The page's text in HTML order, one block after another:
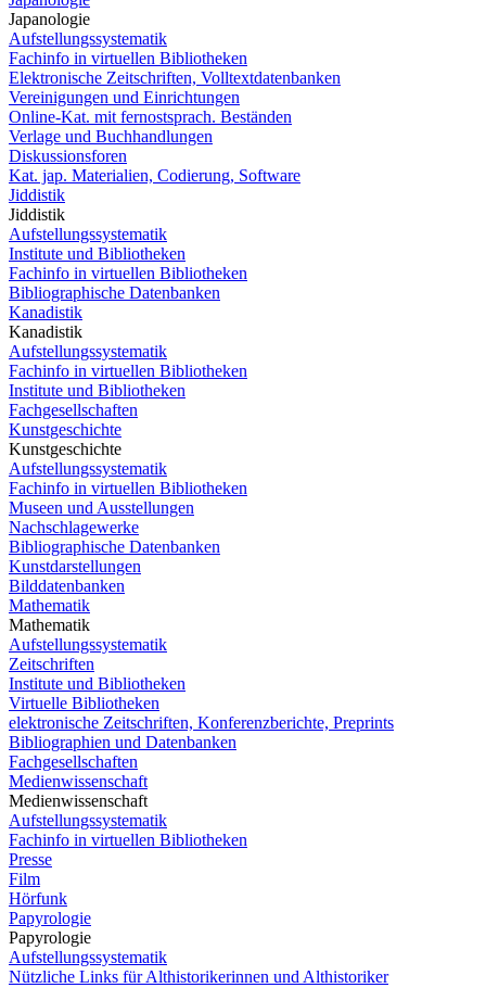
Japanologie
Aufstellungssystematik
Fachinfo in virtuellen Bibliotheken
Elektronische Zeitschriften, Volltextdatenbanken
Vereinigungen und Einrichtungen
Online-Kat. mit fernostsprach. Beständen
Verlage und Buchhandlungen
Diskussionsforen
Kat. jap. Materialien, Codierung, Software
Jiddistik
Jiddistik
Aufstellungssystematik
Institute und Bibliotheken
Fachinfo in virtuellen Bibliotheken
Bibliographische Datenbanken
Kanadistik
Kanadistik
Aufstellungssystematik
Fachinfo in virtuellen Bibliotheken
Institute und Bibliotheken
Fachgesellschaften
Kunstgeschichte
Kunstgeschichte
Aufstellungssystematik
Fachinfo in virtuellen Bibliotheken
Museen und Ausstellungen
Nachschlagewerke
Bibliographische Datenbanken
Kunstdarstellungen
Bilddatenbanken
Mathematik
Mathematik
Aufstellungssystematik
Zeitschriften
Institute und Bibliotheken
Virtuelle Bibliotheken
elektronische Zeitschriften, Konferenzberichte, Preprints
Bibliographien und Datenbanken
Fachgesellschaften
Medienwissenschaft
Medienwissenschaft
Aufstellungssystematik
Fachinfo in virtuellen Bibliotheken
Presse
Film
Hörfunk
Papyrologie
Papyrologie
Aufstellungssystematik
Nützliche Links für Althistorikerinnen und Althistoriker